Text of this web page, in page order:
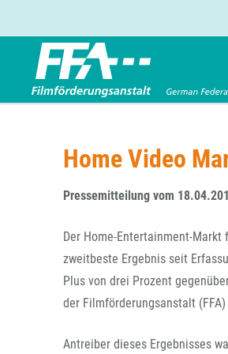
Entwicklungsförderung
Produktionsförderung
Verleihförderung
Folgevorhaben aus BKM-
Förderprogramm Filmerbe
Eigenkapitalaufstockung
Sonderförderungen nach §
FFA 2025
Die FFA in Kürze
Gremien
Referendariat
Vergabebekanntmachung
Home Video
Pressemitteilung vom
Der Home-Entertainment-Markt
zweitbeste Ergebnis seit
Plus von drei Prozent
der Filmförderungsanstalt
Antreiber dieses Ergebnisses